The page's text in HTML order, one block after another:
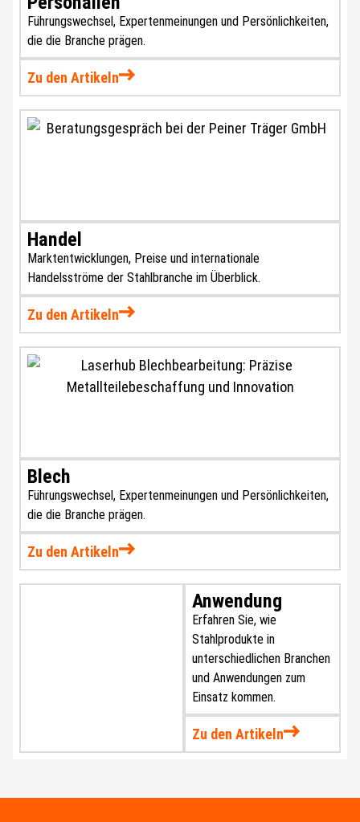
Führungswechsel, Expertenmeinungen und Persönlichkeiten,
die die Branche prägen.
Zu den Artikeln
Handel
Marktentwicklungen, Preise und internationale
Handelsströme der Stahlbranche im Überblick.
Zu den Artikeln
Blech
Führungswechsel, Expertenmeinungen und Persönlichkeiten,
die die Branche prägen.
Zu den Artikeln
Anwendung
Erfahren Sie, wie
Stahlprodukte in
unterschiedlichen Branchen
und Anwendungen zum
Einsatz kommen.
Zu den Artikeln